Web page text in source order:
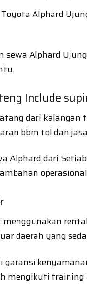
Alphard
Alphard
Include
dari
bbm tol dan
Alphard dari
daerah yang
mengikuti